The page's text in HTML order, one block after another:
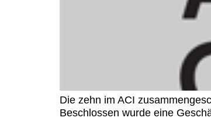
Die zehn im ACI
Beschlossen wurde eine